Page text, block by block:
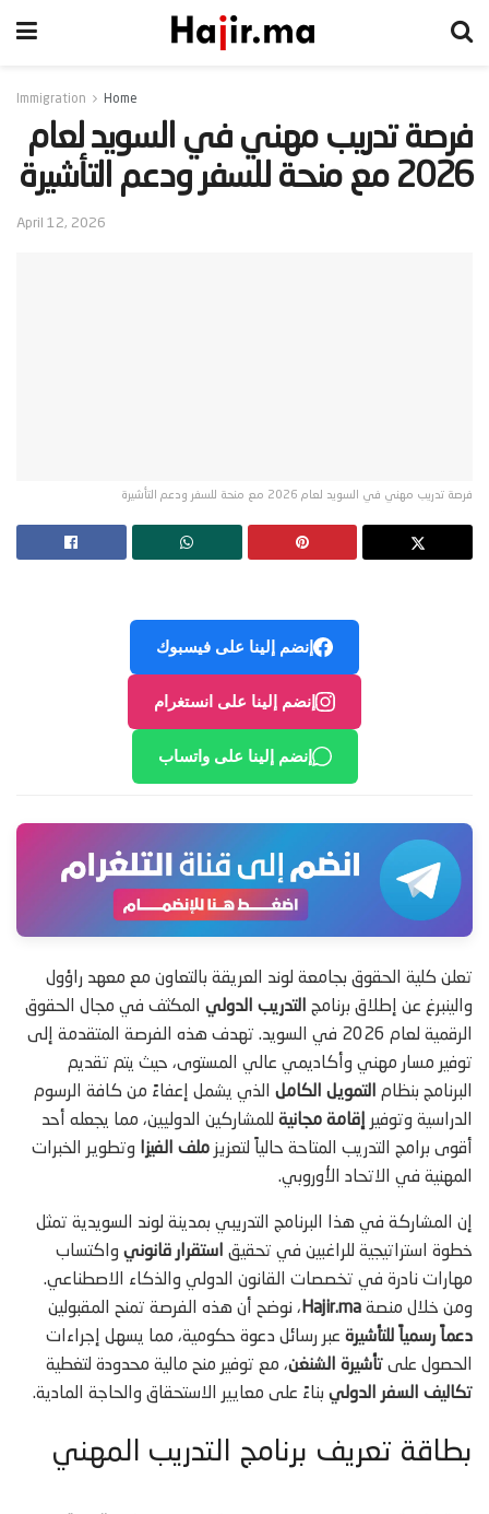
Home
Immigration
‫فرصة تدريب مهني في السويد لعام
2026 مع منحة للسفر ودعم التأشيرة‬
April 12, 2026
فرصة تدريب مهني في السويد لعام 2026 مع منحة للسفر ودعم التأشيرة
إنضم إلينا على فيسبوك
إنضم إلينا على انستغرام
إنضم إلينا على واتساب
تعلن كلية الحقوق بجامعة لوند العريقة بالتعاون مع معهد راؤول
والينبرغ عن إطلاق برنامج التدريب الدولي المكثف في مجال الحقوق
الرقمية لعام 2026 في السويد. تهدف هذه الفرصة المتقدمة إلى
توفير مسار مهني وأكاديمي عالي المستوى، حيث يتم تقديم
البرنامج بنظام التمويل الكامل الذي يشمل إعفاءً من كافة الرسوم
الدراسية وتوفير إقامة مجانية للمشاركين الدوليين، مما يجعله أحد
أقوى برامج التدريب المتاحة حالياً لتعزيز ملف الفيزا وتطوير الخبرات
المهنية في الاتحاد الأوروبي.
إن المشاركة في هذا البرنامج التدريبي بمدينة لوند السويدية تمثل
خطوة استراتيجية للراغبين في تحقيق استقرار قانوني واكتساب
مهارات نادرة في تخصصات القانون الدولي والذكاء الاصطناعي.
ومن خلال منصة Hajir.ma، نوضح أن هذه الفرصة تمنح المقبولين
دعماً رسمياً للتأشيرة عبر رسائل دعوة حكومية، مما يسهل إجراءات
الحصول على تأشيرة الشنغن، مع توفير منح مالية محدودة لتغطية
تكاليف السفر الدولي بناءً على معايير الاستحقاق والحاجة المادية.
بطاقة تعريف برنامج التدريب المهني